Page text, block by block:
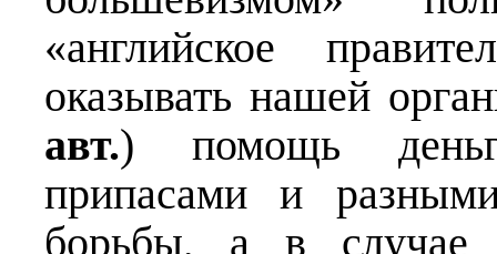
«английское
оказывать нашей
авт.) помощь
припасами и
борьбы, а в случае